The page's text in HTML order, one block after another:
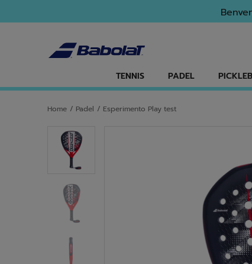
TENNIS PADEL
Home / Padel / Esperimento Play test